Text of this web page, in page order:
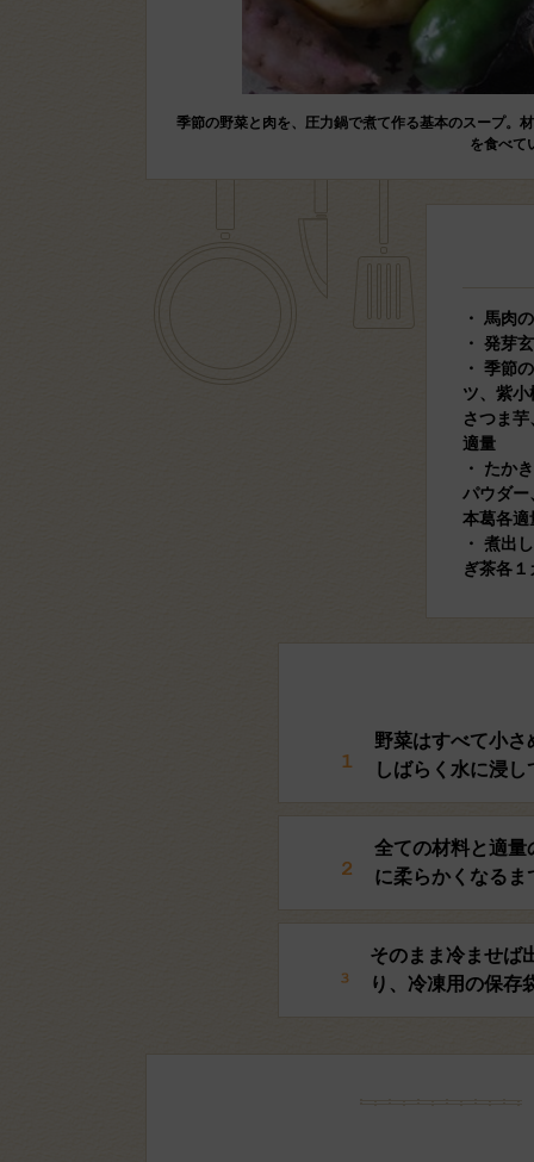
季節の野菜と肉を、圧力鍋で煮て作る基本のスープ。
を食べて
・ 馬肉
・ 発芽
・ 季節
ツ、紫
さつま
適量
・ たか
パウダー
本葛各適
・ 煮出
ぎ茶各
野菜はすべて小
しばらく水に浸し
全ての材料と適量
に柔らかくなるま
そのまま冷ませば
り、冷凍用の保存